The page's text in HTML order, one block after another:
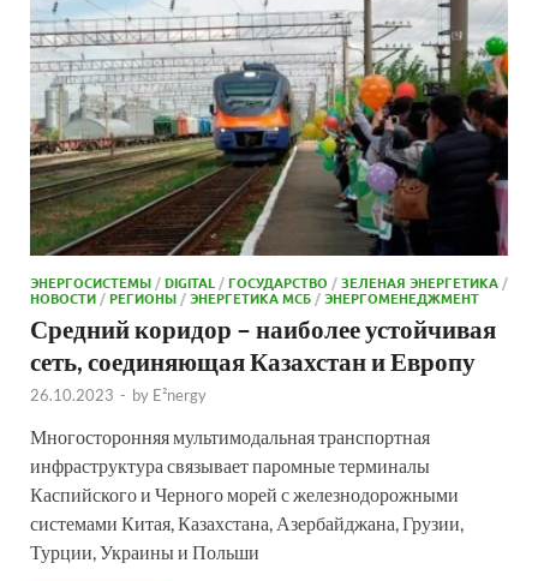
ЭНЕРГОСИСТЕМЫ /DIGITAL /ГОСУДАРСТВО /ЗЕЛЕНАЯ ЭНЕРГЕТИКА /
НОВОСТИ /РЕГИОНЫ /ЭНЕРГЕТИКА МСБ /ЭНЕРГОМЕНЕДЖМЕНТ
Средний коридор – наиболее устойчивая
сеть, соединяющая Казахстан и Европу
26.10.2023 - by E²nergy
Многосторонняя мультимодальная транспортная
инфраструктура связывает паромные терминалы
Каспийского и Черного морей с железнодорожными
системами Китая, Казахстана, Азербайджана, Грузии,
Турции, Украины и Польши